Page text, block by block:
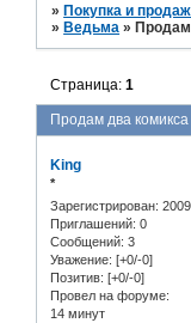
» Покупка и
» Ведьма »
Продам два комикса
Страница:1
King
*
Зарегистрирован:
Приглашений: 0
Сообщений: 3
Уважение: [+0/-0]
Позитив: [+0/-0]
Провел на форуме:
14 минут